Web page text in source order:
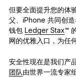
但要全面提升您的体
父、iPhone 共同创
钱包 Ledger Stax™
网的优雅入口，为任
安全性现在是我们产
团队由世界一流专家